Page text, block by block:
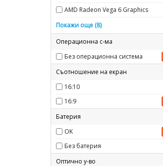
AMD Radeon Vega 6 Graphics
AMD Radeon Vega 8 Graphics
Intel HD Graphics
Intel HD Graphics 610
NVIDIA Quadro P520
Покажи още (8)
Операционна с-ма
Без операционна система
Съотношение на екран
16:10
16:9
Батерия
OK
Без батерия
Оптично у-во